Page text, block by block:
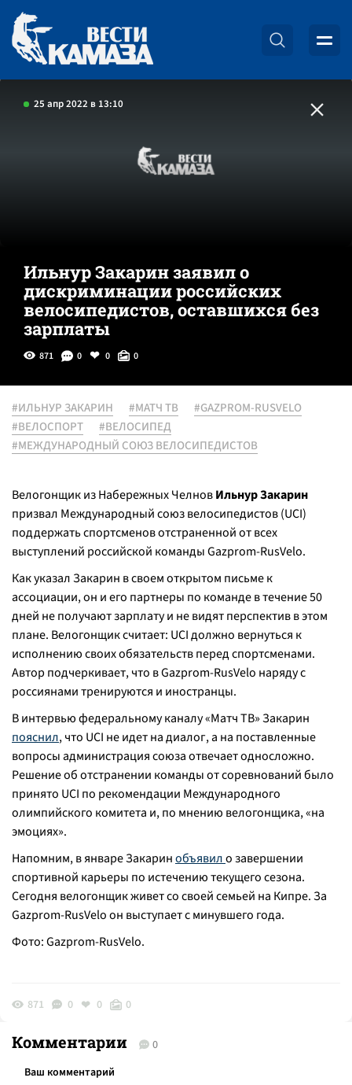
25 апр 2022 в 13:10
Ильнур Закарин заявил о
дискриминации российских
велосипедистов, оставшихся без
зарплаты
871 0 0 0
#ИЛЬНУР ЗАКАРИН #МАТЧ ТВ
#GAZPROM-RUSVELO
#ВЕЛОСПОРТ
#ВЕЛОСИПЕД
#МЕЖДУНАРОДНЫЙ СОЮЗ ВЕЛОСИПЕДИСТОВ
Велогонщик из Набережных ЧелновИльнур Закарин
призвал Международный союз велосипедистов (UCI)
поддержать спортсменов отстраненной от всех
выступлений российской команды Gazprom-RusVelo.
Как указал Закарин в своем открытом письме к
ассоциации, он и его партнеры по команде в течение 50
дней не получают зарплату и не видят перспектив в этом
плане. Велогонщик считает: UCI должно вернуться к
исполнению своих обязательств перед спортсменами.
Автор подчеркивает, что в Gazprom-RusVelo наряду с
россиянами тренируются и иностранцы.
В интервью федеральному каналу «Матч ТВ» Закарин
пояснил, что UCI не идет на диалог, а на поставленные
вопросы администрация союза отвечает односложно.
Решение об отстранении команды от соревнований было
принято UCI по рекомендации Международного
олимпийского комитета и, по мнению велогонщика, «на
эмоциях».
Напомним, в январе Закаринобъявило завершении
спортивной карьеры по истечению текущего сезона.
Сегодня велогонщик живет со своей семьей на Кипре. За
Gazprom-RusVelo он выступает с минувшего года.
Фото: Gazprom-RusVelo.
871 0 0 0
Комментарии 0